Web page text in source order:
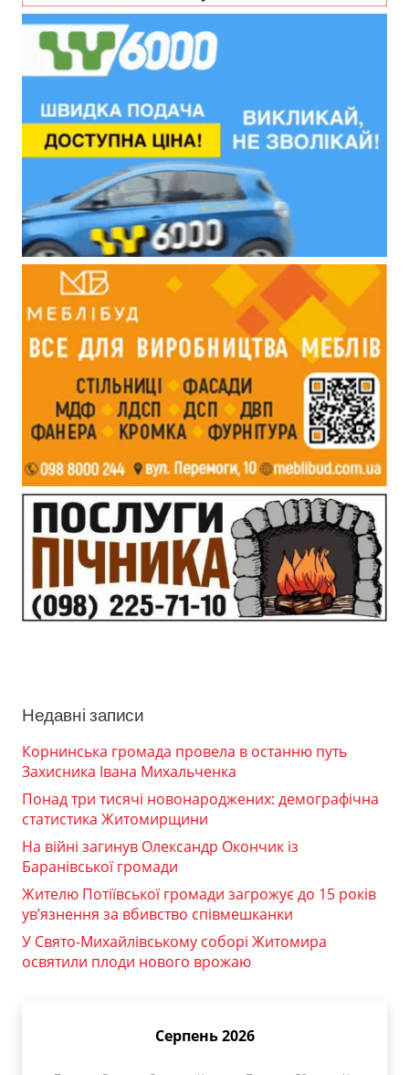
Недавні записи
Корнинська громада провела в останню путь
Захисника Івана Михальченка
Понад три тисячі новонароджених: демографічна
статистика Житомирщини
На війні загинув Олександр Окончик із
Баранівської громади
Жителю Потіївської громади загрожує до 15 років
ув’язнення за вбивство співмешканки
У Свято-Михайлівському соборі Житомира
освятили плоди нового врожаю
Серпень 2026